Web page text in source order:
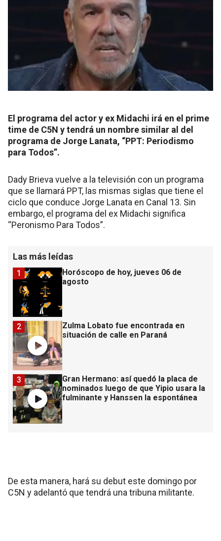
El programa del actor y ex Midachi irá en el prime
time de C5N y tendrá un nombre similar al del
programa de Jorge Lanata, “PPT: Periodismo
para Todos”.
Dady Brieva vuelve a la televisión con un programa
que se llamará PPT, las mismas siglas que tiene el
ciclo que conduce Jorge Lanata en Canal 13. Sin
embargo, el programa del ex Midachi significa
“Peronismo Para Todos”.
Las más leídas
Horóscopo de hoy, jueves 06 de
agosto
1
Zulma Lobato fue encontrada en
situación de calle en Paraná
2
Gran Hermano: así quedó la placa de
nominados luego de que Yipio usara la
fulminante y Hanssen la espontánea
3
De esta manera, hará su debut este domingo por
C5N y adelantó que tendrá una tribuna militante.